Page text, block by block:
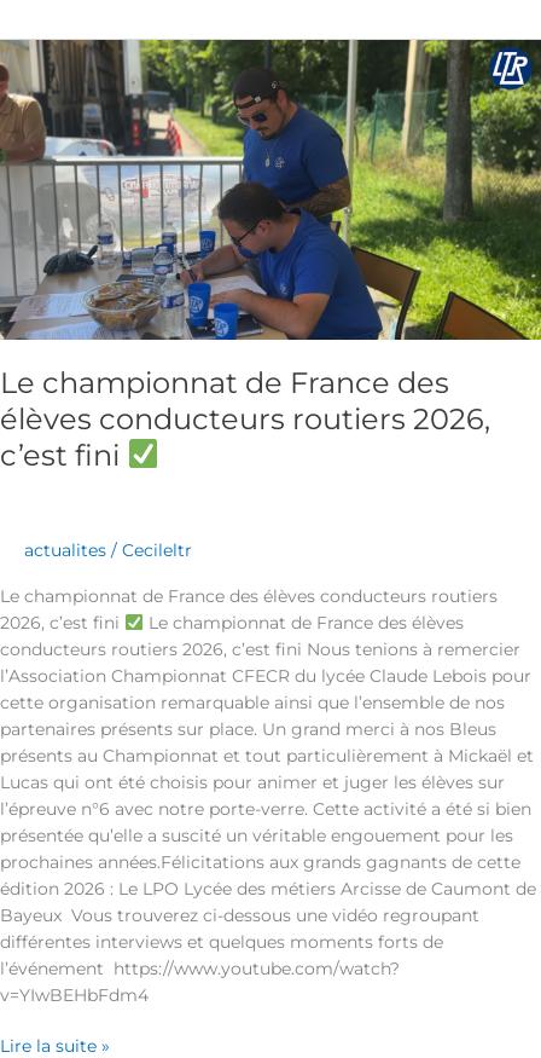
Le championnat de France des
élèves conducteurs routiers 2026,
c’est fini
actualites / Cecileltr
Le championnat de France des élèves conducteurs routiers
2026, c’est fini
Le championnat de France des élèves
conducteurs routiers 2026, c’est fini Nous tenions à remercier
l’Association Championnat CFECR du lycée Claude Lebois pour
cette organisation remarquable ainsi que l’ensemble de nos
partenaires présents sur place. Un grand merci à nos Bleus
présents au Championnat et tout particulièrement à Mickaël et
Lucas qui ont été choisis pour animer et juger les élèves sur
l’épreuve n°6 avec notre porte-verre. Cette activité a été si bien
présentée qu’elle a suscité un véritable engouement pour les
prochaines années.Félicitations aux grands gagnants de cette
édition 2026 : Le LPO Lycée des métiers Arcisse de Caumont de
Bayeux Vous trouverez ci-dessous une vidéo regroupant
différentes interviews et quelques moments forts de
l’événement https://www.youtube.com/watch?
v=YIwBEHbFdm4
Le
championnat
de
France
des
élèves
conducteurs
routiers
2026,
c’est
fini
Lire la suite »